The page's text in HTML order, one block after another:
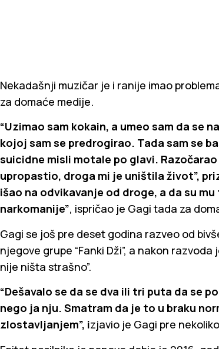
Nekadašnji muzičar je i ranije imao
za domaće medije.
“Uzimao sam kokain, a umeo sam da se
kojoj sam se predrogirao. Tada sam se
suicidne misli motale po glavi.
upropastio, droga mi je uništila život”,
išao na odvikavanje od droge, a da su
narkomanije”, ispričao je Gagi tada za
Gagi se još pre deset godina razveo od
njegove grupe “Fanki Dži”, a nakon
nije ništa strašno”.
“Dešavalo se da se dva ili tri puta da se
nego ja nju. Smatram da je to u braku
zlostavljanjem”, izjavio je Gagi pre